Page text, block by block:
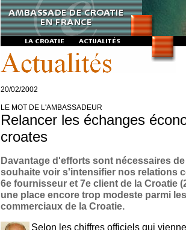
20/02/2002
LE MOT DE L'AMBASSADEUR
Relancer les échanges
croates
Davantage d'efforts sont nécessaires
souhaite voir s'intensifier nos relations
6e fournisseur et 7e client de la Croatie
une place encore trop modeste parmi
commerciaux de la Croatie.
Selon les chiffres officiels qui